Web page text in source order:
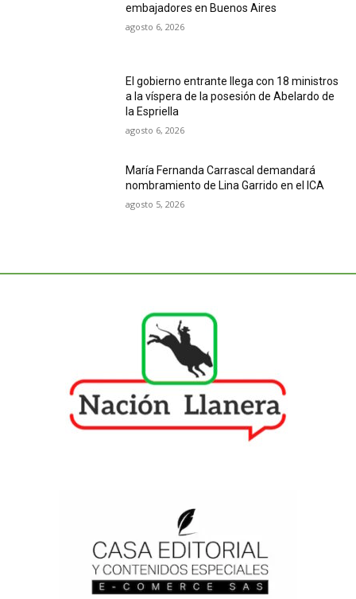
embajadores en Buenos Aires
agosto 6, 2026
El gobierno entrante llega con 18 ministros
a la víspera de la posesión de Abelardo de
la Espriella
agosto 6, 2026
María Fernanda Carrascal demandará
nombramiento de Lina Garrido en el ICA
agosto 5, 2026